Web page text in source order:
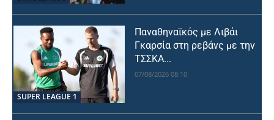
SUPER LEAGUE 1
Παναθηναϊκός με Λιβάι
Γκαρσία στη ρεβάνς με την
ΤΣΣΚΑ...
07/08/2026 08:10